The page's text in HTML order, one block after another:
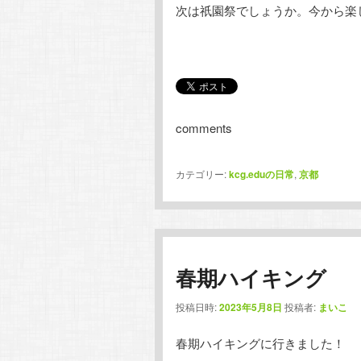
次は祇園祭でしょうか。今から楽
comments
カテゴリー:kcg.eduの日常, 京都
春期ハイキング
投稿日時:2023年5月8日 投稿者: まいこ
春期ハイキングに行きました！